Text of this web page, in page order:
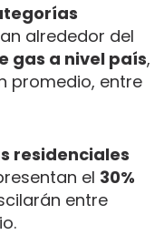
alrededor del
gas a nivel país,
promedio, entre
residenciales
el 30%
entre